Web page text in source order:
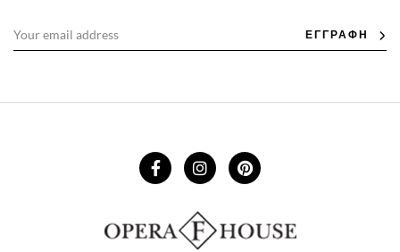
ΕΓΓΡΑΦΗ